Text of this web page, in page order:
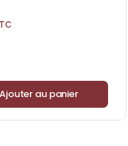
Ajouter au panier